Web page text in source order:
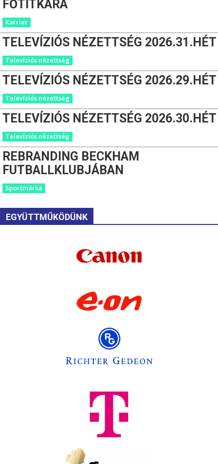
FŐTITKÁRA
Karrier
TELEVÍZIÓS NÉZETTSÉG 2026.31.HÉT
Televíziós nézettség
TELEVÍZIÓS NÉZETTSÉG 2026.29.HÉT
Televíziós nézettség
TELEVÍZIÓS NÉZETTSÉG 2026.30.HÉT
Televíziós nézettség
REBRANDING BECKHAM
FUTBALLKLUBJÁBAN
Sportmárka
EGYÜTTMŰKÖDÜNK